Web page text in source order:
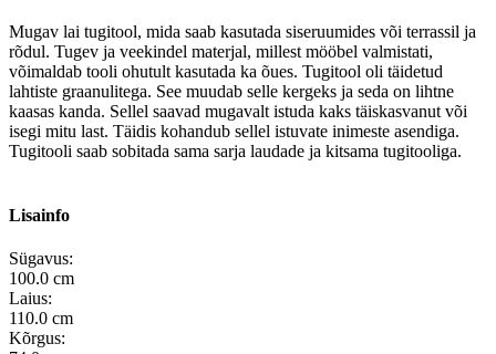
Mugav lai tugitool, mida saab kasutada siseruumides või terrassil ja
rõdul. Tugev ja veekindel materjal, millest mööbel valmistati,
võimaldab tooli ohutult kasutada ka õues. Tugitool oli täidetud
lahtiste graanulitega. See muudab selle kergeks ja seda on lihtne
kaasas kanda. Sellel saavad mugavalt istuda kaks täiskasvanut või
isegi mitu last. Täidis kohandub sellel istuvate inimeste asendiga.
Tugitooli saab sobitada sama sarja laudade ja kitsama tugitooliga.
Lisainfo
Sügavus:
100.0 cm
Laius:
110.0 cm
Kõrgus: